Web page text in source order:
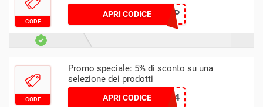
CODE
APRI CODICEBULKP
CODE
Promo speciale: 5% di sconto su una
selezione dei prodotti
APRI CODICEEDBJJSX4